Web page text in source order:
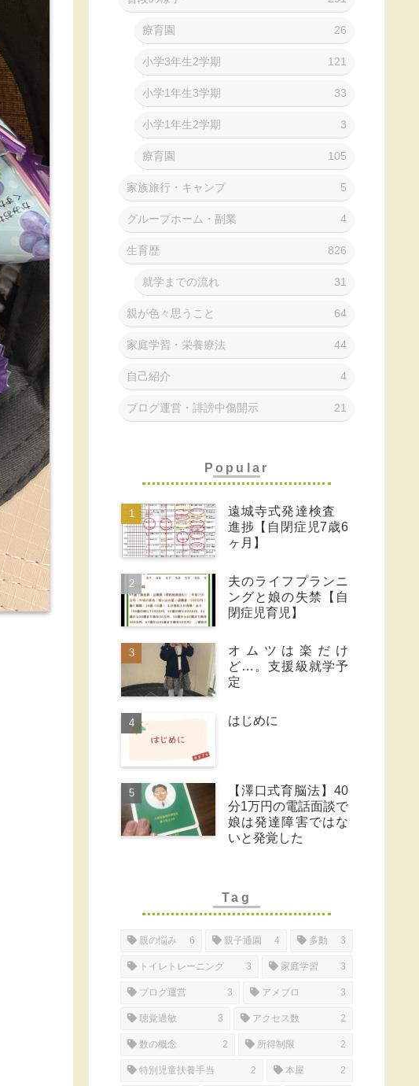
療育園 26
小学3年生2学期 121
小学1年生3学期 33
小学1年生2学期 3
療育園 105
家族旅行・キャンプ 5
グループホーム・副業 4
生育歴 826
就学までの流れ 31
親が色々思うこと 64
家庭学習・栄養療法 44
自己紹介 4
ブログ運営・誹謗中傷開示 21
Popular
遠城寺式発達検査
進捗【自閉症児7歳6
ヶ月】
夫のライフプランニ
ングと娘の失禁【自
閉症児育児】
オムツは楽だけ
ど…。支援級就学予
定
はじめに
【澤口式育脳法】40
分1万円の電話面談で
娘は発達障害ではな
いと発覚した
Tag
親の悩み 6 親子通園 4 多動 3
トイレトレーニング 3 家庭学習 3
ブログ運営 3 アメブロ 3
聴覚過敏 3 アクセス数 2
数の概念 2 所得制限 2
特別児童扶養手当 2 本屋 2